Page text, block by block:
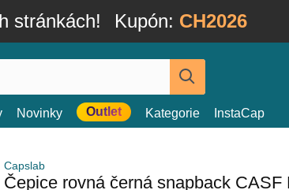
stránkách! Kupón: CH2026
Novinky Outlet Kategorie InstaCap
Capslab
Čepice rovná černá snapback